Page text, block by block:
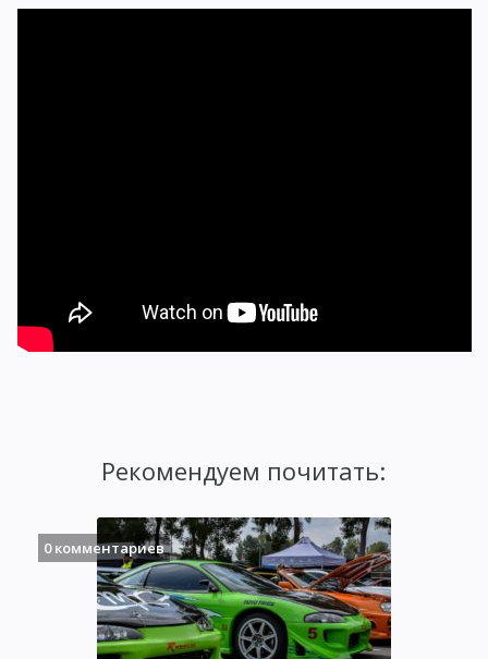
Рекомендуем почитать:
0 комментариев